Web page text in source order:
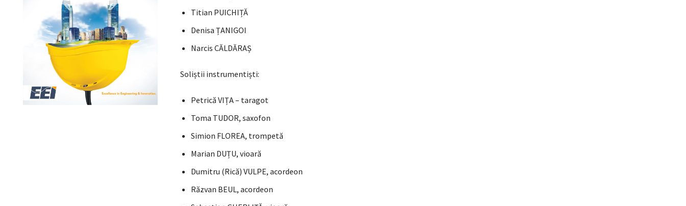
Titian PUICHIȚĂ
Denisa ȚANIGOI
Narcis CĂLDĂRAȘ
Soliștii instrumentiști:
Petrică VIȚA – taragot
Toma TUDOR, saxofon
Simion FLOREA, trompetă
Marian DUȚU, vioară
Dumitru (Rică) VULPE, acordeon
Răzvan BEUL, acordeon